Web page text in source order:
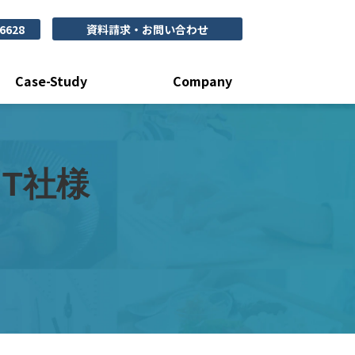
資料請求・お問い合わせ
Case-Study Company
社様